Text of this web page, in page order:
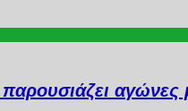
αγώνες